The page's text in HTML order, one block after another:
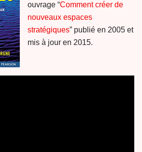
ouvrage “Comment créer de
nouveaux espaces
stratégiques” publié en 2005 et
mis à jour en 2015.